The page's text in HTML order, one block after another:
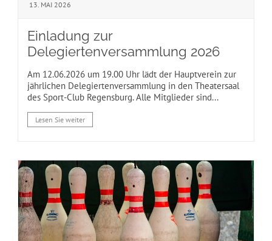
13. MAI 2026
Einladung zur
Delegiertenversammlung 2026
Am 12.06.2026 um 19.00 Uhr lädt der Hauptverein zur
jährlichen Delegiertenversammlung in den Theatersaal
des Sport-Club Regensburg. Alle Mitglieder sind...
Lesen Sie weiter